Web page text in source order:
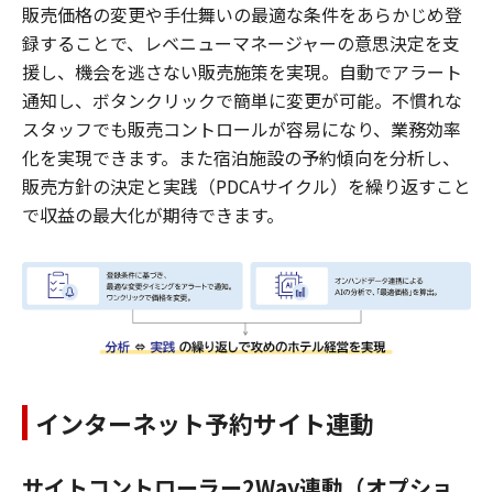
販売価格の変更や手仕舞いの最適な条件をあらかじめ登
録することで、レベニューマネージャーの意思決定を支
援し、機会を逃さない販売施策を実現。自動でアラート
通知し、ボタンクリックで簡単に変更が可能。不慣れな
スタッフでも販売コントロールが容易になり、業務効率
化を実現できます。また宿泊施設の予約傾向を分析し、
販売方針の決定と実践（PDCAサイクル）を繰り返すこと
で収益の最大化が期待できます。
インターネット予約サイト連動